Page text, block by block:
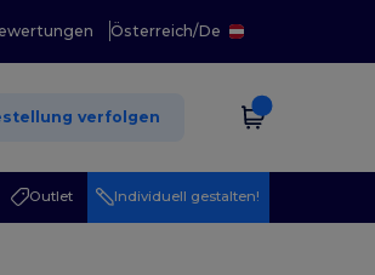
Österreich/De
verfolgen
Outlet Individuell gestalten!